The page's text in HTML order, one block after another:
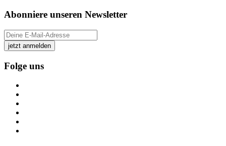
Abonniere unseren Newsletter
jetzt anmelden
Folge uns